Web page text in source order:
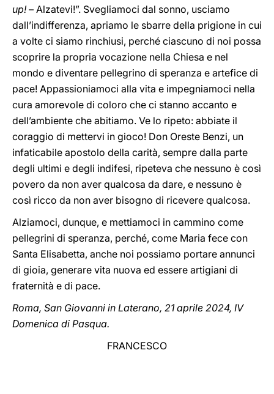
up!– Alzatevi!”. Svegliamoci dal sonno, usciamo
dall’indifferenza, apriamo le sbarre della prigione in cui
a volte ci siamo rinchiusi, perché ciascuno di noi possa
scoprire la propria vocazione nella Chiesa e nel
mondo e diventare pellegrino di speranza e artefice di
pace! Appassioniamoci alla vita e impegniamoci nella
cura amorevole di coloro che ci stanno accanto e
dell’ambiente che abitiamo. Ve lo ripeto: abbiate il
coraggio di mettervi in gioco! Don Oreste Benzi, un
infaticabile apostolo della carità, sempre dalla parte
degli ultimi e degli indifesi, ripeteva che nessuno è così
povero da non aver qualcosa da dare, e nessuno è
così ricco da non aver bisogno di ricevere qualcosa.
Alziamoci, dunque, e mettiamoci in cammino come
pellegrini di speranza, perché, come Maria fece con
Santa Elisabetta, anche noi possiamo portare annunci
di gioia, generare vita nuova ed essere artigiani di
fraternità e di pace.
Roma, San Giovanni in Laterano, 21 aprile 2024, IV
Domenica di Pasqua.
FRANCESCO